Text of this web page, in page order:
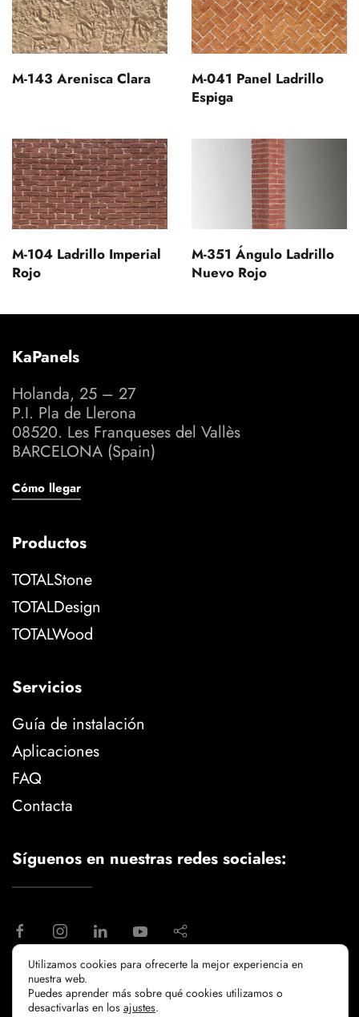
M-143 Arenisca Clara
M-041 Panel Ladrillo
Espiga
M-104 Ladrillo Imperial
Rojo
M-351 Ángulo Ladrillo
Nuevo Rojo
KaPanels
Holanda, 25 – 27
P.I. Pla de Llerona
08520. Les Franqueses del Vallès
BARCELONA (Spain)
Cómo llegar
Productos
TOTALStone
TOTALDesign
TOTALWood
Servicios
Guía de instalación
Aplicaciones
FAQ
Contacta
Síguenos en nuestras redes sociales:
aviso legal
politica de privacidad
politicia de cookies
Utilizamos cookies para ofrecerte la mejor experiencia en
nuestra web.
Puedes aprender más sobre qué cookies utilizamos o
desactivarlas en los ajustes.